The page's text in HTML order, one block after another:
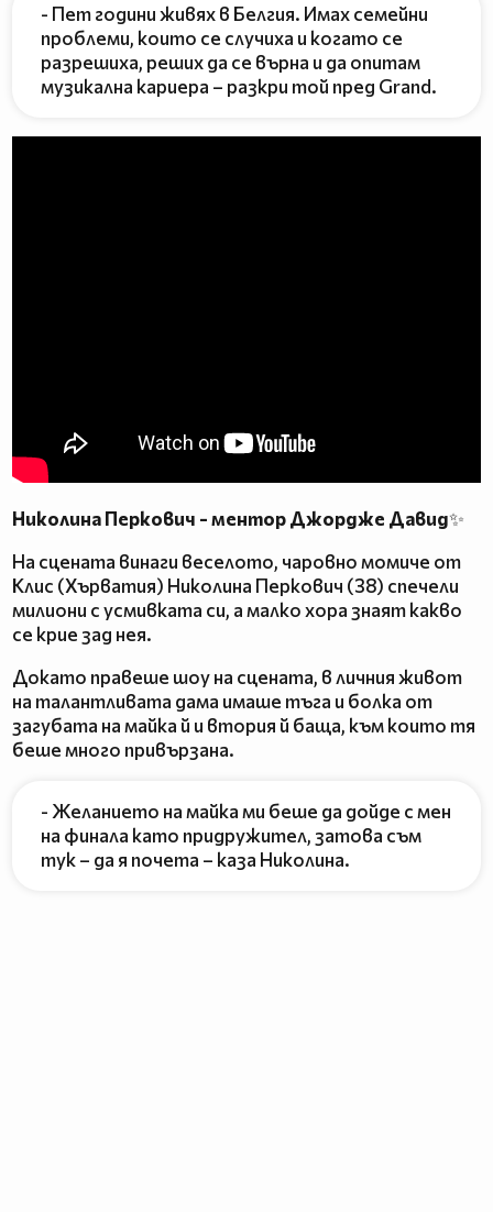
- Пет години живях в Белгия. Имах семейни
проблеми, които се случиха и когато се
разрешиха, реших да се върна и да опитам
музикална кариера – разкри той пред Grand.
Николина Перкович - ментор Джордже Давид✨
На сцената винаги веселото, чаровно момиче от
Клис (Хърватия) Николина Перкович (38) спечели
милиони с усмивката си, а малко хора знаят какво
се крие зад нея.
Докато правеше шоу на сцената, в личния живот
на талантливата дама имаше тъга и болка от
загубата на майка й и втория й баща, към които тя
беше много привързана.
- Желанието на майка ми беше да дойде с мен
на финала като придружител, затова съм
тук – да я почета – каза Николина.